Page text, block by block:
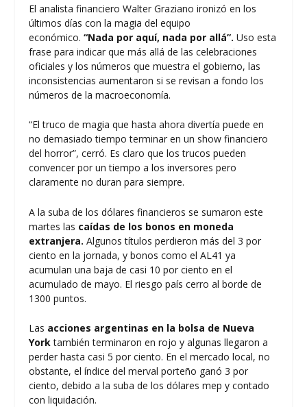
El analista financiero Walter Graziano ironizó en los
últimos días con la magia del equipo
económico.“Nada por aquí, nada por allá”.Uso esta
frase para indicar que más allá de las celebraciones
oficiales y los números que muestra el gobierno, las
inconsistencias aumentaron si se revisan a fondo los
números de la macroeconomía.
“El truco de magia que hasta ahora divertía puede en
no demasiado tiempo terminar en un show financiero
del horror”, cerró. Es claro que los trucos pueden
convencer por un tiempo a los inversores pero
claramente no duran para siempre.
A la suba de los dólares financieros se sumaron este
martes las caídas de los bonos en moneda
extranjera.Algunos títulos perdieron más del 3 por
ciento en la jornada, y bonos como el AL41 ya
acumulan una baja de casi 10 por ciento en el
acumulado de mayo. El riesgo país cerro al borde de
1300 puntos.
Las acciones argentinas en la bolsa de Nueva
Yorktambién terminaron en rojo y algunas llegaron a
perder hasta casi 5 por ciento. En el mercado local, no
obstante, el índice del merval porteño ganó 3 por
ciento, debido a la suba de los dólares mep y contado
con liquidación.